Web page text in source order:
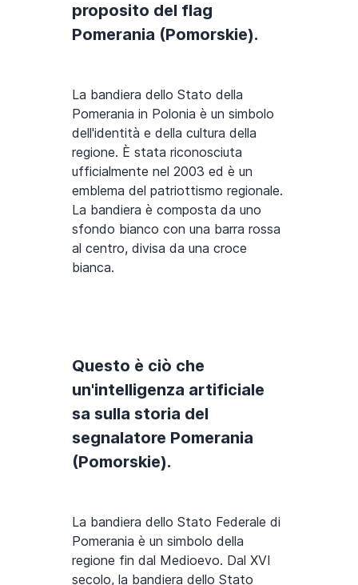
proposito del flag
Pomerania (Pomorskie).
La bandiera dello Stato della
Pomerania in Polonia è un simbolo
dell'identità e della cultura della
regione. È stata riconosciuta
ufficialmente nel 2003 ed è un
emblema del patriottismo regionale.
La bandiera è composta da uno
sfondo bianco con una barra rossa
al centro, divisa da una croce
bianca.
Questo è ciò che
un'intelligenza artificiale
sa sulla storia del
segnalatore Pomerania
(Pomorskie).
La bandiera dello Stato Federale di
Pomerania è un simbolo della
regione fin dal Medioevo. Dal XVI
secolo, la bandiera dello Stato